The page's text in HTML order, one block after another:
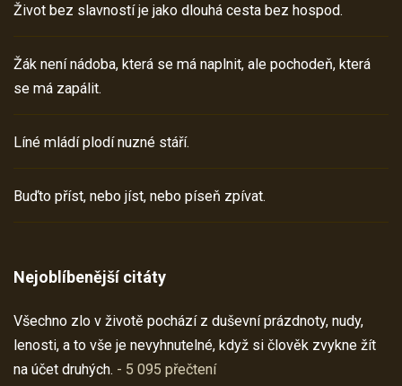
Život bez slavností je jako dlouhá cesta bez hospod.
Žák není nádoba, která se má naplnit, ale pochodeň, která
se má zapálit.
Líné mládí plodí nuzné stáří.
Buďto příst, nebo jíst, nebo píseň zpívat.
Nejoblíbenější citáty
Všechno zlo v životě pochází z duševní prázdnoty, nudy,
lenosti, a to vše je nevyhnutelné, když si člověk zvykne žít
na účet druhých. - 5 095 přečtení